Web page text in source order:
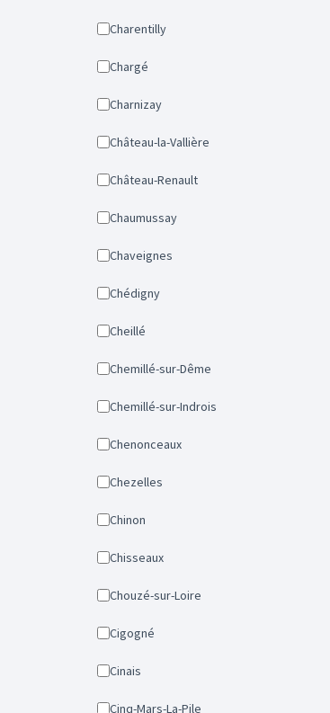
Charentilly
Chargé
Charnizay
Château-la-Vallière
Château-Renault
Chaumussay
Chaveignes
Chédigny
Cheillé
Chemillé-sur-Dême
Chemillé-sur-Indrois
Chenonceaux
Chezelles
Chinon
Chisseaux
Chouzé-sur-Loire
Cigogné
Cinais
Cinq-Mars-La-Pile